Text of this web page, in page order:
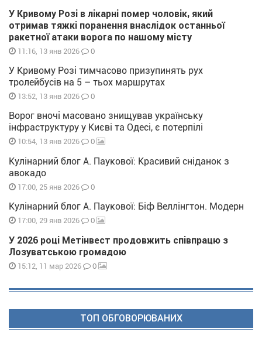
У Кривому Розі в лікарні помер чоловік, який
отримав тяжкі поранення внаслідок останньої
ракетної атаки ворога по нашому місту
11:16, 13 янв 2026 0
У Кривому Розі тимчасово призупинять рух
тролейбусів на 5 – тьох маршрутах
13:52, 13 янв 2026 0
Ворог вночі масовано знищував українську
інфраструктуру у Києві та Одесі, є потерпілі
10:54, 13 янв 2026 0
Кулінарний блог А. Паукової: Красивий сніданок з
авокадо
17:00, 25 янв 2026 0
Кулінарний блог А. Паукової: Біф Веллінгтон. Модерн
17:00, 29 янв 2026 0
У 2026 році Метінвест продовжить співпрацю з
Лозуватською громадою
15:12, 11 мар 2026 0
ТОП ОБГОВОРЮВАНИХ